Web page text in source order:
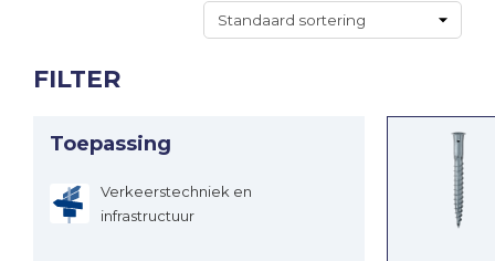
FILTER
Toepassing
Verkeerstechniek en
infrastructuur